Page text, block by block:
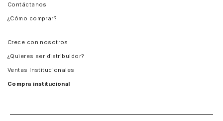
Contáctanos
¿Cómo comprar?
Crece con nosotros
¿Quieres ser distribuidor?
Ventas Institucionales
Compra institucional